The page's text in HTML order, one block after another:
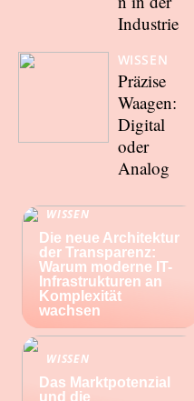
Industrie
WISSEN
Präzise
Waagen:
Digital
oder
Analog
WISSEN
Die neue Architektur
der Transparenz:
Warum moderne IT-
Infrastrukturen an
Komplexität
wachsen
WISSEN
Das Marktpotenzial
und die